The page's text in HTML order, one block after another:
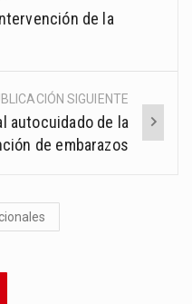
de la
SIGUIENTE
autocuidado de la
de embarazos